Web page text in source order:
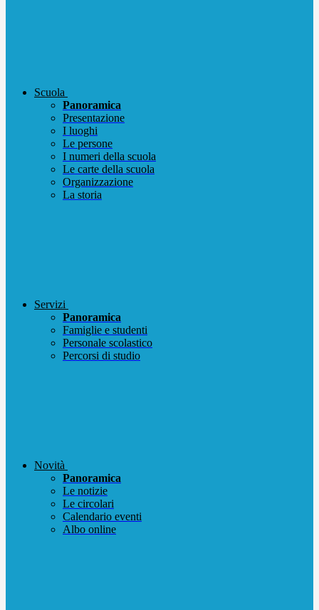
Scuola
Panoramica
Presentazione
I luoghi
Le persone
I numeri della scuola
Le carte della scuola
Organizzazione
La storia
Servizi
Panoramica
Famiglie e studenti
Personale scolastico
Percorsi di studio
Novità
Panoramica
Le notizie
Le circolari
Calendario eventi
Albo online